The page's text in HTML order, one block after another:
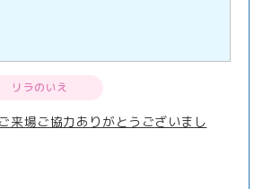
リラのいえ
来場ご協力ありがとうございまし